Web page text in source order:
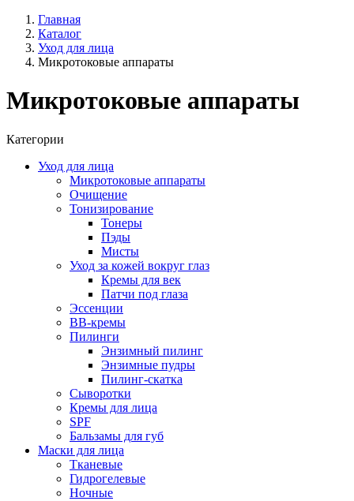
Главная
Каталог
Уход для лица
Микротоковые аппараты
Микротоковые аппараты
Категории
Уход для лица
Микротоковые аппараты
Очищение
Тонизирование
Тонеры
Пэды
Мисты
Уход за кожей вокруг глаз
Кремы для век
Патчи под глаза
Эссенции
ВВ-кремы
Пилинги
Энзимный пилинг
Энзимные пудры
Пилинг-скатка
Сыворотки
Кремы для лица
SPF
Бальзамы для губ
Маски для лица
Тканевые
Гидрогелевые
Ночные